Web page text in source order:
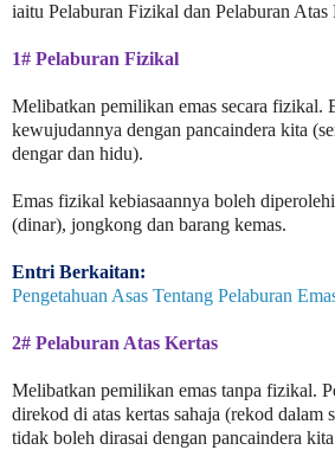
iaitu Pelaburan Fizikal dan Pelaburan Atas
1# Pelaburan Fizikal
Melibatkan pemilikan emas secara fizikal.
kewujudannya dengan pancaindera kita
dengar dan hidu).
Emas fizikal kebiasaannya boleh
(dinar), jongkong dan barang kemas.
Entri Berkaitan:
Pengetahuan Asas Tentang Pelaburan
2# Pelaburan Atas Kertas
Melibatkan pemilikan emas tanpa fizikal.
direkod di atas kertas sahaja (rekod dalam
tidak boleh dirasai dengan pancaindera